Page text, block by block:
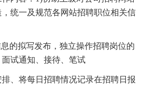
统一及规范各网站招聘职位相关信
拟写发布，独立操作招聘岗位的
试通知、接待、笔试
将每日招聘情况记录在招聘日报